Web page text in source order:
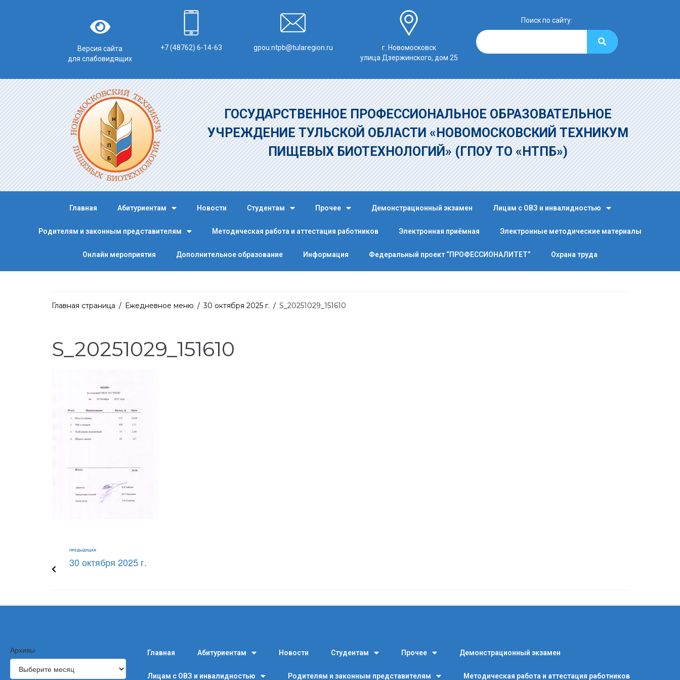
Версия сайта
для слабовидящих
+7 (48762) 6-14-63 gpou.ntpb@tularegion.ru
г. Новомосковск
улица Дзержинского, дом 25
Поиск по сайту:
ГОСУДАРСТВЕННОЕ ПРОФЕССИОНАЛЬНОЕ ОБРАЗОВАТЕЛЬНОЕ
УЧРЕЖДЕНИЕ ТУЛЬСКОЙ ОБЛАСТИ «НОВОМОСКОВСКИЙ ТЕХНИКУМ
ПИЩЕВЫХ БИОТЕХНОЛОГИЙ» (ГПОУ ТО «НТПБ»)
Главная Абитуриентам Новости Студентам Прочее Демонстрационный экзамен Лицам с ОВЗ и инвалидностью
Родителям и законным представителям Методическая работа и аттестация работников Электронная приёмная Электронные методические материалы
Онлайн мероприятия Дополнительное образование Информация Федеральный проект “ПРОФЕССИОНАЛИТЕТ” Охрана труда
Главная страница / Ежедневное меню / 30 октября 2025 г. / S_20251029_151610
S_20251029_151610
ПРЕДЫДУЩАЯ
30 октября 2025 г.
Архивы Главная Абитуриентам Новости Студентам Прочее Демонстрационный экзамен
Лицам с ОВЗ и инвалидностью Родителям и законным представителям Методическая работа и аттестация работников